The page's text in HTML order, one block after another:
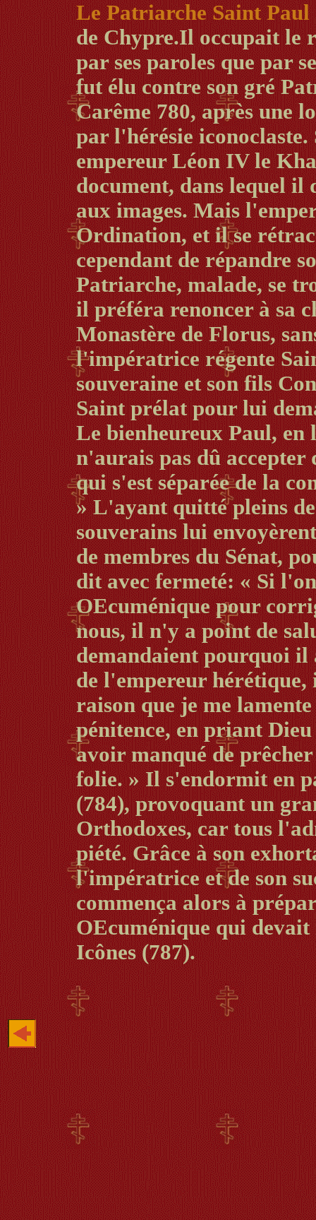
Le Patriarche Saint
de Chypre.Il occupait le
par ses paroles que par
fut élu contre son gré
Carême 780, après une
par l'hérésie
empereur Léon IV le
document, dans lequel il
aux images. Mais
Ordination, et il se
cependant de répandre
Patriarche, malade, se
il préféra renoncer à sa
Monastère de Florus,
l'impératrice régente
souveraine et son fils
Saint prélat pour lui
Le bienheureux Paul, en
n'aurais pas dû accepter
qui s'est séparée de la
» L'ayant quitté pleins
souverains lui
de membres du Sénat,
dit avec fermeté: « Si
OEcuménique pour
nous, il n'y a point de
demandaient pourquoi il
de l'empereur
raison que je me
pénitence, en priant
avoir manqué de
folie. » Il s'endormit en
(784), provoquant un
Orthodoxes, car tous
piété. Grâce à son
l'impératrice et de son
commença alors à
OEcuménique qui
Icônes (787).